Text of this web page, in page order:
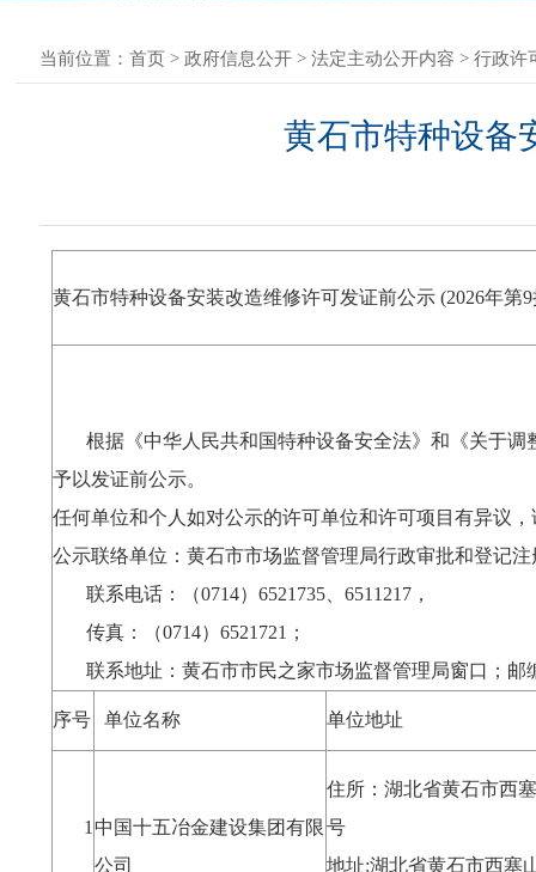
当前位置： 首页 > 政府信息公开 > 法定主动公开内容 > 行政许
黄石市特种设备
黄石市特种设备安装改造维修许可发证前公示 (2026
根据《中华人民共和国特种设备安全法》和《关于调
予以发证前公示。
任何单位和个人如对公示的许可单位和许可项目有异议
公示联络单位：黄石市市场监督管理局行政审批和登记注
联系电话：（0714）6521735、6511217，
传真：（0714）6521721；
联系地址：黄石市市民之家市场监督管理局窗口；邮
序号 单位名称 单位地址
1 中国十五冶金建设集团有限
公司
住所：湖北省黄石市西
地址:湖北省黄石市西塞